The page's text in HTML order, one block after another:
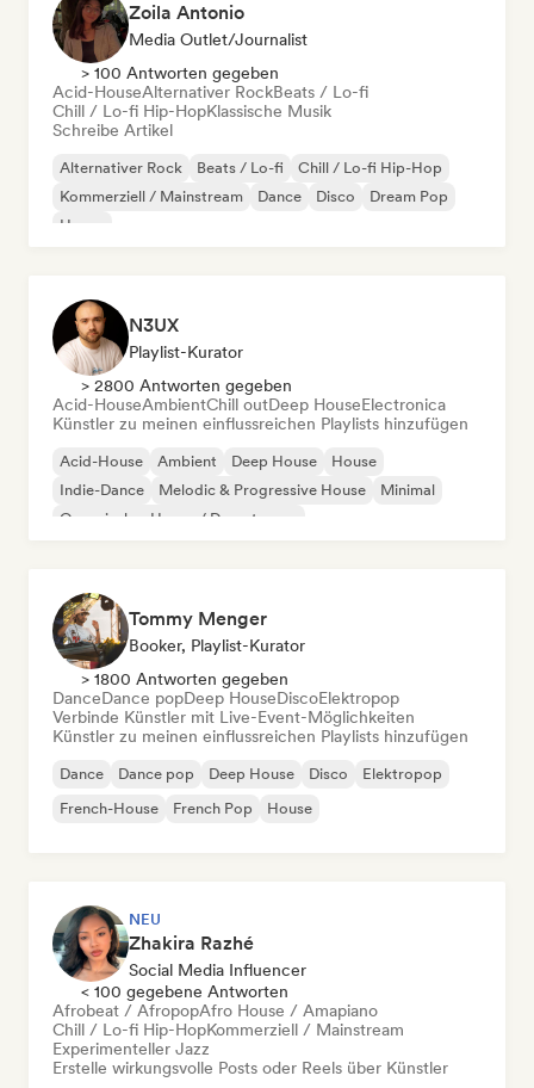
Zoila Antonio
Media Outlet/Journalist
> 100 Antworten gegeben
Acid-HouseAlternativer RockBeats / Lo-fi
Chill / Lo-fi Hip-HopKlassische Musik
Schreibe Artikel
Alternativer Rock Beats / Lo-fi
Chill / Lo-fi Hip-Hop
Kommerziell / Mainstream
Dance Disco
Dream Pop
House
N3UX
Playlist-Kurator
> 2800 Antworten gegeben
Acid-HouseAmbientChill outDeep HouseElectronica
Künstler zu meinen einflussreichen Playlists hinzufügen
Acid-House Ambient Deep House
House
Indie-Dance
Melodic & Progressive House
Minimal
Organischer House / Downtempo
Tommy Menger
Booker, Playlist-Kurator
> 1800 Antworten gegeben
DanceDance popDeep HouseDiscoElektropop
Verbinde Künstler mit Live-Event-Möglichkeiten
Künstler zu meinen einflussreichen Playlists hinzufügen
Dance Dance pop Deep House Disco
Elektropop
French-House
French Pop House
NEU
Zhakira Razhé
Social Media Influencer
< 100 gegebene Antworten
Afrobeat / AfropopAfro House / Amapiano
Chill / Lo-fi Hip-HopKommerziell / Mainstream
Experimenteller Jazz
Erstelle wirkungsvolle Posts oder Reels über Künstler